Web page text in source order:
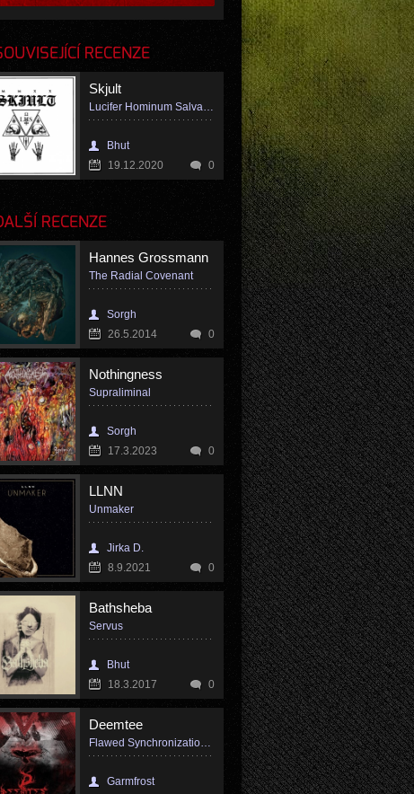
RECENZE
Skjult
Lucifer Hominum Salvator
Bhut
19.12.2020
0
RECENZE
Hannes Grossmann
The Radial Covenant
Sorgh
26.5.2014
0
Nothingness
Supraliminal
Sorgh
17.3.2023
0
LLNN
Unmaker
Jirka D.
8.9.2021
0
Bathsheba
Servus
Bhut
18.3.2017
0
Deemtee
Flawed Synchronization with Reality
Garmfrost